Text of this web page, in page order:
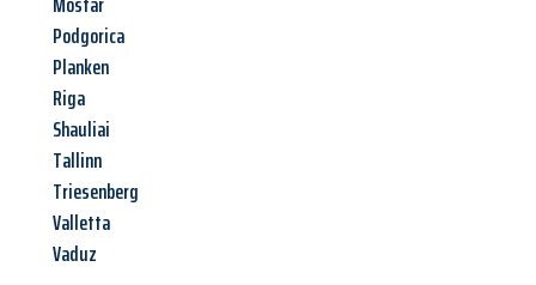
Podgorica
Planken
Riga
Shauliai
Tallinn
Triesenberg
Valletta
Vaduz